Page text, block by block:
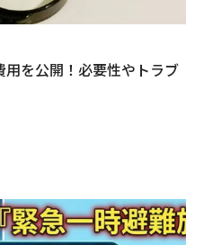
を公開！必要性やトラブ